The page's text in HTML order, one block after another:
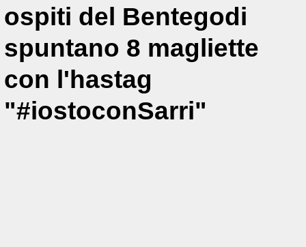
ospiti del Bentegodi
spuntano 8 magliette
con l'hastag
"#iostoconSarri"